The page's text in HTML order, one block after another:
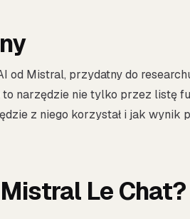
od Mistral, przydatny do
narzędzie nie tylko przez listę
z niego korzystał i jak wynik
Le Chat?